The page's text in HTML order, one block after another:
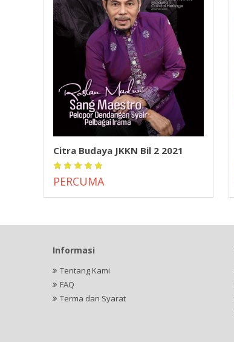
Citra Budaya JKKN Bil 2 2021
PERCUMA
Informasi
Tentang Kami
FAQ
Terma dan Syarat